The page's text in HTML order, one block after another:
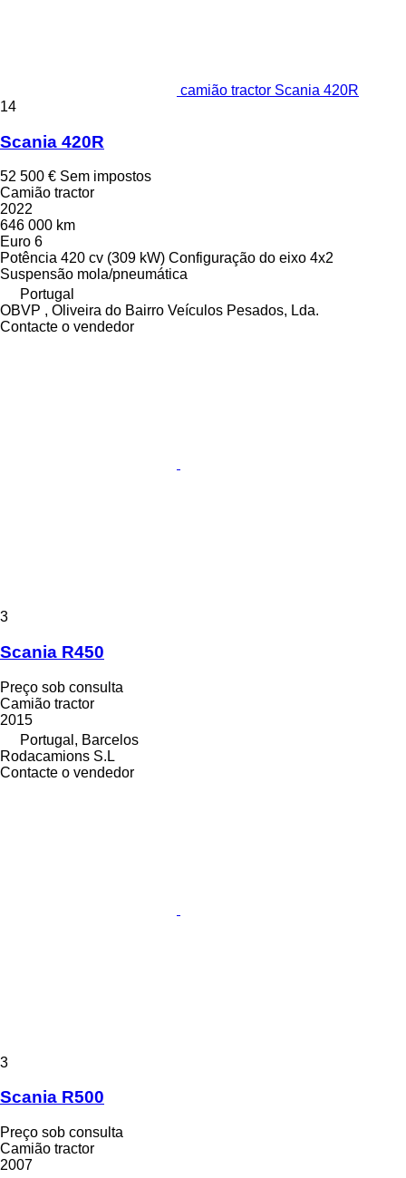
camião tractor Scania 420R
14
Scania 420R
52 500 € Sem impostos
Camião tractor
2022
646 000 km
Euro 6
Potência 420 cv (309 kW) Configuração do eixo 4x2
Suspensão mola/pneumática
Portugal
OBVP , Oliveira do Bairro Veículos Pesados, Lda.
Contacte o vendedor
3
Scania R450
Preço sob consulta
Camião tractor
2015
Portugal, Barcelos
Rodacamions S.L
Contacte o vendedor
3
Scania R500
Preço sob consulta
Camião tractor
2007